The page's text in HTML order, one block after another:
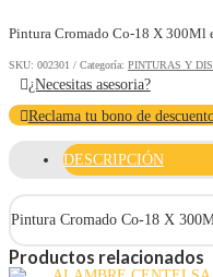
Pintura Cromado Co-18 X 300Ml
SKU: 002301 Categoría: PINTURAS Y
¿Necesitas asesoria?
Reclama tu bono de
DESCRIPCIÓN
Pintura Cromado Co-18 X
Productos relacionados